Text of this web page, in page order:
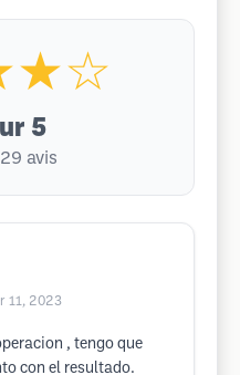
5
avis
11, 2023
, tengo que
con el resultado.